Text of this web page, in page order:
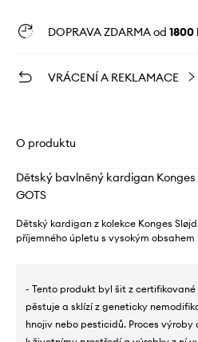
DOPRAVA ZDARMA od 1800
VRÁCENÍ A REKLAMACE
O produktu
Dětský bavlněný kardigan Konges
GOTS
Dětský kardigan z kolekce Konges
příjemného úpletu s vysokým obsahem
- Tento produkt byl šit z
pěstuje a sklízí z geneticky
hnojiv nebo pesticidů. Proces